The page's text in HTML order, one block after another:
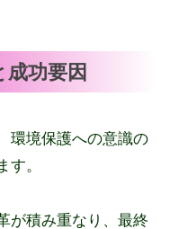
成功要因
環境保護への意識の
。
が積み重なり、最終